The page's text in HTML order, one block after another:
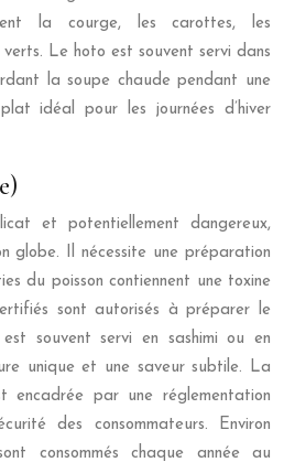
la courge, les carottes, les
verts. Le hoto est souvent servi dans
la soupe chaude pendant une
idéal pour les journées d’hiver
et potentiellement dangereux,
globe. Il nécessite une préparation
du poisson contiennent une toxine
sont autorisés à préparer le
souvent servi en sashimi ou en
unique et une saveur subtile. La
encadrée par une réglementation
des consommateurs. Environ
consommés chaque année au